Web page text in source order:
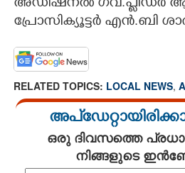
അഡീഷനൽ ഗവ.പ്ലീഡർ
പ്രോസിക്യൂട്ടർ എൻ.ബി
RELATED TOPICS: LOCAL NEWS,
ഒരു ദിവസത്തെ
നിങ്ങളുടെ